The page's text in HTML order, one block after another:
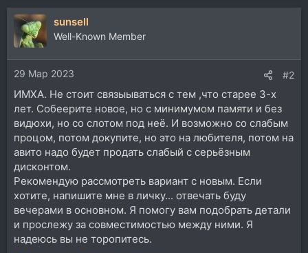
а
к
ц
и
и
:
sunsell
Well-Known Member
29 Мар 2023 #2
ИМХА. Не стоит связыываться с тем ,что старее 3-х
лет. Собеерите новое, но с минимумом памяти и без
видюхи, но со слотом под неё. И возможно со слабым
процом, потом докупите, но это на любителя, потом на
авито надо будет продать слабый с серьёзным
дисконтом.
Рекомендую рассмотреть вариант с новым. Если
хотите, напишите мне в личку... отвечать буду
вечерами в основном. Я помогу вам подобрать детали
и прослежу за совместимостью между ними. Я
надеюсь вы не торопитесь.